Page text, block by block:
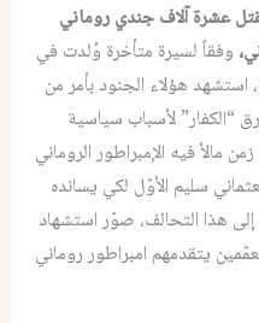
مقتل عشرة آلاف جندي روماني
وفقاً لسيرة متأخرة وُلدت في
هؤلاء الجنود بأمر من
“الكفار” لأسباب سياسية
مالأ فيه الإمبراطور الروماني
سليم الأوّل لكي يسانده
هذا التحالف، صوّر استشهاد
يتقدمهم امبراطور روماني